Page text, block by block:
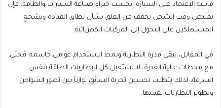
قابلية الاعتماد على السيارة. بحسب خبراء صناعة السيارات والطاقة، فإن
تقليص وقت الشحن يخفف من القلق بشأن نطاق القيادة ويشجع
المستهلكين على التحول إلى المركبات الكهربائية.
في المقابل، تبقى قدرة البطارية ونمط الاستخدام عوامل حاسمة؛ فحتى
مع محطات عالية القدرة، لا تستقبل كل البطاريات الطاقة بنفس
السرعة، لذلك يتطلب تحسين تجربة السائق توازناً بين تطور الشواحن
وتطوير البطاريات نفسها.